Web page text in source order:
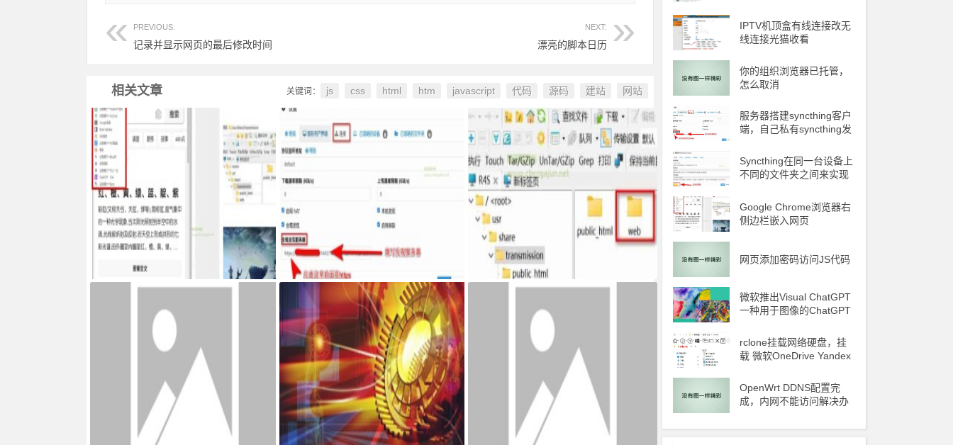
PREVIOUS:
记录并显示网页的最后修改时间
NEXT:
漂亮的脚本日历
相关文章 关键词： js css html htm javascript 代码 源码 建站 网站
Google Chrome浏览器右侧边栏嵌入网页
服务器搭建syncthing客户端，自己私有sy
ncthing发现服务器和中继服务器
最新固件里transmission页面提示Could
n't find Transmission's web interface file
s错误
网页添加密码访问JS代码 宝塔面板搭建可道云 可访问系统目录方法 AdGuard Home和网站共存安装方法
IPTV机顶盒有线连接改无
线连接光猫收看
你的组织浏览器已托管，
怎么取消
服务器搭建syncthing客户
端，自己私有syncthing发
Syncthing在同一台设备上
不同的文件夹之间来实现
ing备份到云储存
Google Chrome浏览器右
侧边栏嵌入网页
网页添加密码访问JS代码
微软推出Visual ChatGPT
一种用于图像的ChatGPT
T 4 将能够制作视频
rclone挂载网络硬盘，挂
载 微软OneDrive Yandex
OS
OpenWrt DDNS配置完
成，内网不能访问解决办